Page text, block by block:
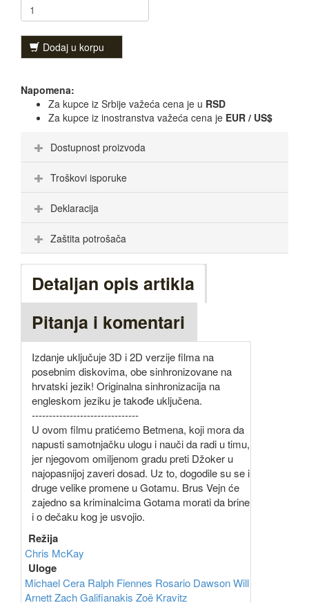
Dodaj u korpu
Napomena:
Za kupce iz Srbije važeća cena je u RSD
Za kupce iz inostranstva važeća cena je EUR / US$
Dostupnost proizvoda
Troškovi isporuke
Deklaracija
Zaštita potrošača
Detaljan opis artikla
Pitanja i komentari
Izdanje uključuje 3D i 2D verzije filma na
posebnim diskovima, obe sinhronizovane na
hrvatski jezik! Originalna sinhronizacija na
engleskom jeziku je takođe uključena.
-------------------------------
U ovom filmu pratićemo Betmena, koji mora da
napusti samotnjačku ulogu i nauči da radi u timu,
jer njegovom omiljenom gradu preti Džoker u
najopasnijoj zaveri dosad. Uz to, dogodile su se i
druge velike promene u Gotamu. Brus Vejn će
zajedno sa kriminalcima Gotama morati da brine
i o dečaku kog je usvojio.
Režija
Chris McKay
Uloge
Michael Cera Ralph Fiennes Rosario DawsonWill
ArnettZach Galifianakis Zoë Kravitz